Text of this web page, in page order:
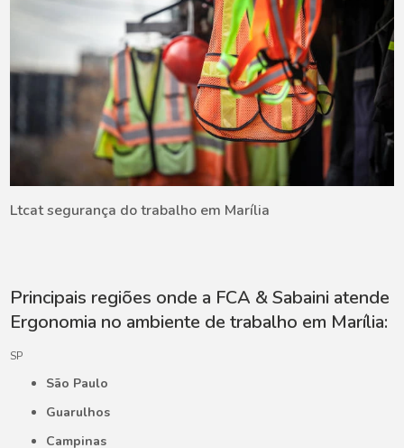
Ltcat segurança do trabalho em Marília
Principais regiões onde a FCA & Sabaini atende
Ergonomia no ambiente de trabalho em Marília:
SP
São Paulo
Guarulhos
Campinas